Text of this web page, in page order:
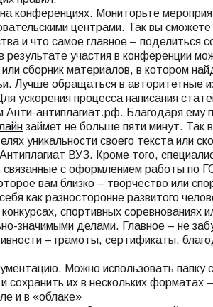
конференциях. Мониторьте
центрами. Так вы сможете
и что самое главное – поделиться
участия в конференции
сборник материалов, в котором
Лучше обращаться в авторитетные
ускорения процесса написания
Анти-антиплагиат.рф. Благодаря ему
займет не больше пяти минут. Так
уникальности своего текста или
ВУЗ. Кроме того,
с оформлением работы по
вам близко – творчество или
как разносторонне развитого
спортивных соревнованиях
значимыми делами. Главное – не
– грамоты, сертификаты,
Можно использовать папку
сохранить их в нескольких форматах
и в «облаке»